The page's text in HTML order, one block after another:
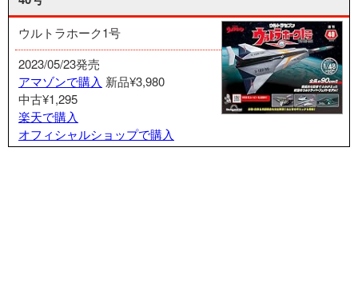
ウルトラホーク1号
2023/05/23発売
アマゾンで購入 新品¥3,980
中古¥1,295
楽天で購入
オフィシャルショップで購入